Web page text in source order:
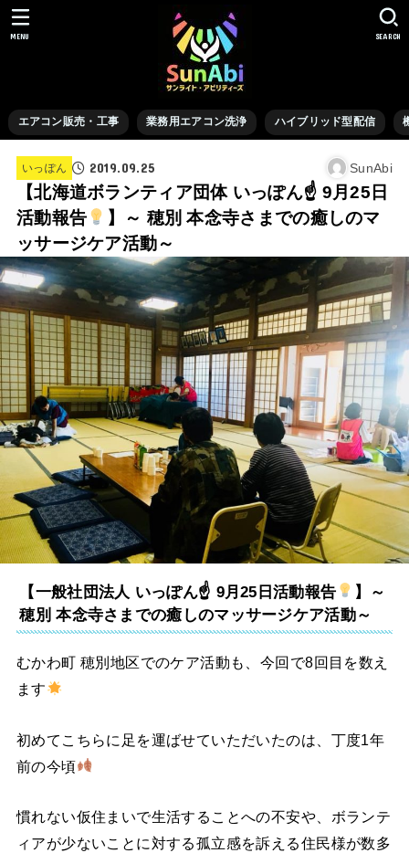
エアコン販売・工事 業務用エアコン洗浄 ハイブリッド型配信
SEARCH
MENU
いっぽん 2019.09.25 SunAbi
【北海道ボランティア団体 いっぽん☝ 9月25日
活動報告
】～ 穂別 本念寺さまでの癒しのマ
ッサージケア活動～
【一般社団法人 いっぽん☝ 9月25日活動報告
】～
穂別 本念寺さまでの癒しのマッサージケア活動～
むかわ町 穂別地区でのケア活動も、今回で8回目を数え
ます
初めてこちらに足を運ばせていただいたのは、丁度1年
前の今頃
慣れない仮住まいで生活することへの不安や、ボランテ
ィアが少ないことに対する孤立感を訴える住民様が数多